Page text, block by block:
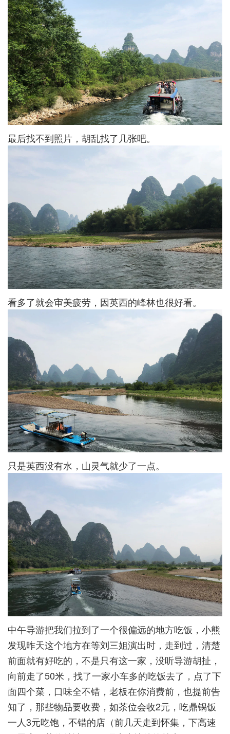
最后找不到照片，胡乱找了几张吧。
看多了就会审美疲劳，因英西的峰林也很好看。
只是英西没有水，山灵气就少了一点。
中午导游把我们拉到了一个很偏远的地方吃饭，小熊
发现昨天这个地方在等刘三姐演出时，走到过，清楚
前面就有好吃的，不是只有这一家，没听导游胡扯，
向前走了50米，找了一家小车多的吃饭去了，点了下
面四个菜，口味全不错，老板在你消费前，也提前告
知了，那些物品要收费，如茶位会收2元，吃鼎锅饭
一人3元吃饱，不错的店（前几天走到怀集，下高速